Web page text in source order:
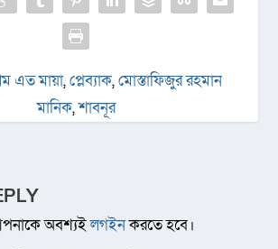
এত মায়া,প্লেব্যাক,মোস্তাফিজুর রহমান
মানিক,শাবনূর
অবশ্যইলগইনকরতে হবে।